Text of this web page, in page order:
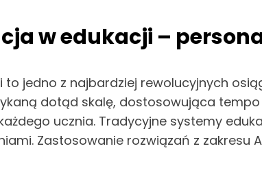
w edukacji –
jedno z najbardziej rewolucyjnych
dotąd skalę, dostosowująca
ucznia. Tradycyjne systemy
Zastosowanie rozwiązań z